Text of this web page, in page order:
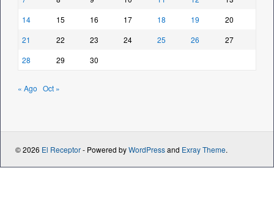
14
15 16 17 18 19
20
21
22 23 24 25 26
27
28
29 30
« Ago Oct »
© 2026 El Receptor- Powered byWordPressand Exray Theme.